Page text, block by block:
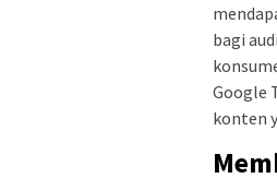
bagi
Google
konten